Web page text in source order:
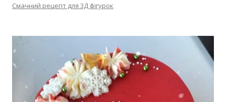
Смачний рецепт для 3Д фігурок